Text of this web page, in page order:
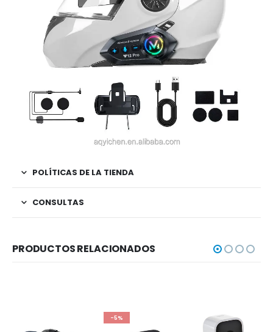
POLÍTICAS DE LA TIENDA
CONSULTAS
PRODUCTOS RELACIONADOS
-5%